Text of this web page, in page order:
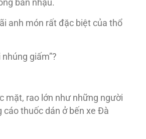
bàn nhậu.
anh món rất đặc biệt của thổ
giấm”?
mặt, rao lớn như những người
cáo thuốc dán ở bến xe Đà